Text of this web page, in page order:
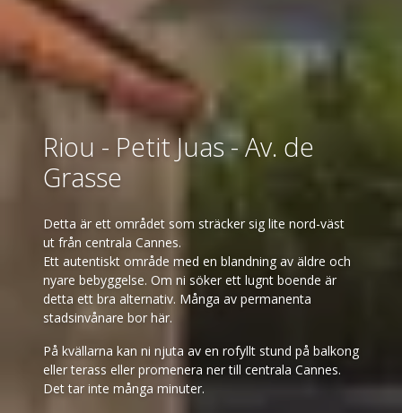
Riou - Petit Juas - Av. de
Grasse
Detta är ett området som sträcker sig lite nord-väst
ut från centrala Cannes.
Ett autentiskt område med en blandning av äldre och
nyare bebyggelse. Om ni söker ett lugnt boende är
detta ett bra alternativ. Många av permanenta
stadsinvånare bor här.
På kvällarna kan ni njuta av en rofyllt stund på balkong
eller terass eller promenera ner till centrala Cannes.
Det tar inte många minuter.